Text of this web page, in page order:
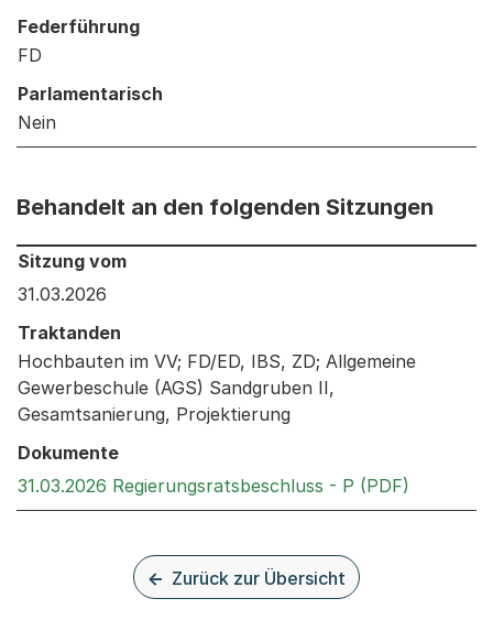
Federführung
FD
Parlamentarisch
Nein
Behandelt an den folgenden Sitzungen
Behandelt an den folgenden Sitzungen: Informationen
Sitzung vom
31.03.2026
Traktanden
Hochbauten im VV; FD/ED, IBS, ZD; Allgemeine
Gewerbeschule (AGS) Sandgruben II,
Gesamtsanierung, Projektierung
Dokumente
31.03.2026 Regierungsratsbeschluss - P (PDF)
Zurück zur Übersicht